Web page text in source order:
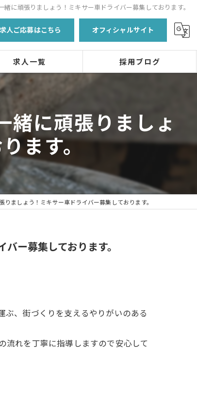
に頑張りましょう！ミキサー車ドライバー募集しております。
求人ご応募はこちら オフィシャルサイト
求人一覧 採用ブログ
緒に頑張りましょ
ます。
ましょう！ミキサー車ドライバー募集しております。
ー募集しております。
、街づくりを支えるやりがいのある
流れを丁寧に指導しますので安心して